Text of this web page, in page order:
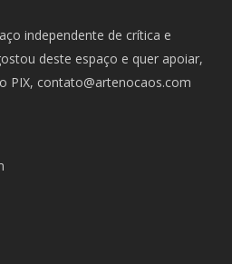
independente de crítica e
deste espaço e quer apoiar,
PIX, contato@artenocaos.com